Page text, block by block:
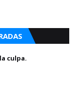
culpa.